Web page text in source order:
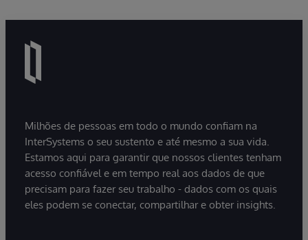
Milhões de pessoas em todo o mundo confiam na
InterSystems o seu sustento e até mesmo a sua vida.
Estamos aqui para garantir que nossos clientes tenham
acesso confiável e em tempo real aos dados de que
precisam para fazer seu trabalho - dados com os quais
eles podem se conectar, compartilhar e obter insights.